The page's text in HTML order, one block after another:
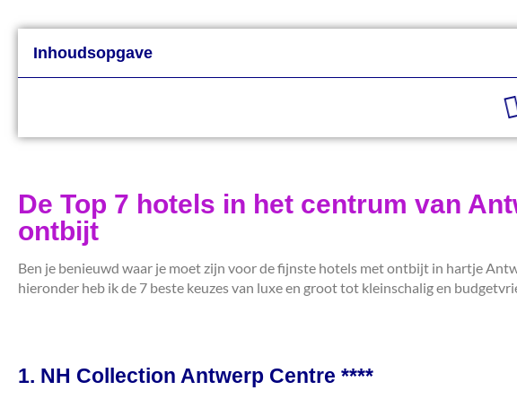
Inhoudsopgave
De Top 7 hotels in het centrum van
ontbijt
Ben je benieuwd waar je moet zijn voor de fijnste hotels met ontbijt in hartje
hieronder heb ik de 7 beste keuzes van luxe en groot tot kleinschalig en
1. NH Collection Antwerp Centre ****